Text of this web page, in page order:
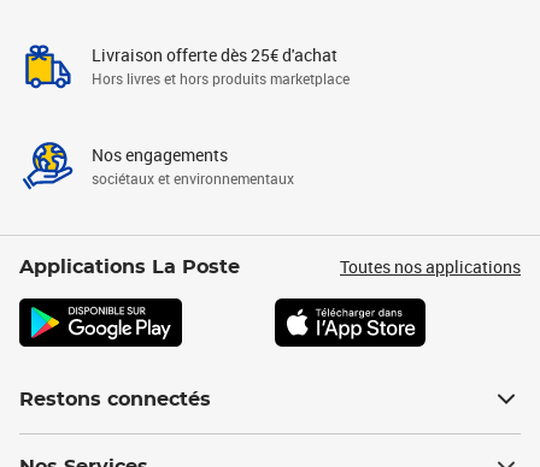
Livraison offerte dès 25€ d'achat
Hors livres et hors produits marketplace
Nos engagements
sociétaux et environnementaux
Applications La Poste Toutes nos applications
Restons connectés